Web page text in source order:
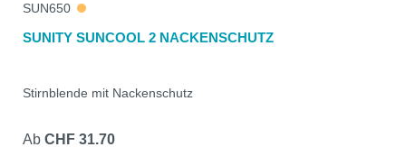
SUN650
SUNITY SUNCOOL 2 NACKENSCHUTZ
Stirnblende mit Nackenschutz
Ab CHF 31.70